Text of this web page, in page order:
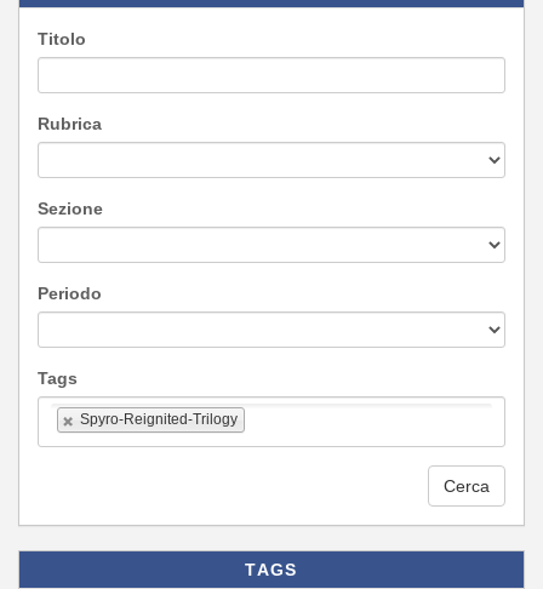
Titolo
Rubrica
Sezione
Periodo
Tags
Spyro-Reignited-Trilogy
Cerca
TAGS